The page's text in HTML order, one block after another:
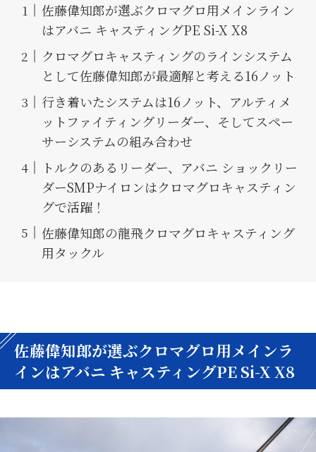
佐藤偉知郎が選ぶクロマグロ用メインライン
はアバニ キャスティングPE Si-X X8
クロマグロキャスティングのラインシステム
として佐藤偉知郎が最適解と考える16ノット
行き着いたシステムは16ノット、アルティメ
ットファイティングリーダー、そしてスペー
サーシステムの組み合わせ
トルクのあるリーダー、アバニ ショックリー
ダーSMPナイロンはクロマグロキャスティン
グで活躍！
佐藤偉知郎の龍飛クロマグロキャスティング
用タックル
佐藤偉知郎が選ぶクロマグロ用メインラ
インはアバニ キャスティングPE Si-X X8